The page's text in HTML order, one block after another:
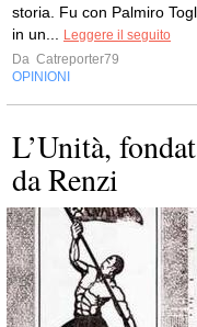
storia. Fu con Palmiro
in un...
Leggere il seguito
Da Catreporter79
OPINIONI
L’Unità,
da Renzi